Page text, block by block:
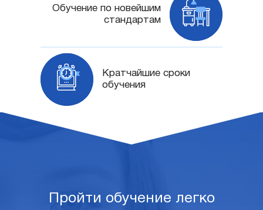
Обучение по новейшим
стандартам
Кратчайшие сроки
обучения
Пройти обучение легко